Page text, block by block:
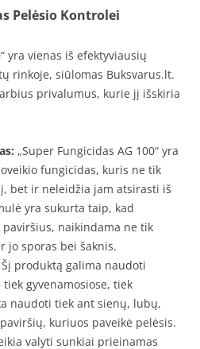
Pelėsio Kontrolei
yra vienas iš efektyviausių
rinkoje, siūlomas Buksvarus.lt.
privalumus, kurie jį išskiria
„Super Fungicidas AG 100“ yra
fungicidas, kuris ne tik
bet ir neleidžia jam atsirasti iš
yra sukurta taip, kad
naikindama ne tik
jo sporas bei šaknis.
Šį produktą galima naudoti
gyvenamosiose, tiek
naudoti tiek ant sienų, lubų,
kuriuos paveikė pelėsis.
valyti sunkiai prieinamas